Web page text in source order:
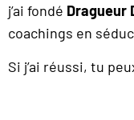
j’ai fondé Dragueur
coachings en
Si j’ai réussi, tu